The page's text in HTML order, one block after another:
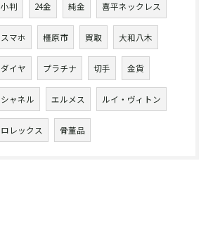
小判 24金 純金 喜平ネックレス
スマホ 橿原市 買取 大和八木
ダイヤ プラチナ 切手 金貨
シャネル エルメス ルイ・ヴィトン
ロレックス 骨董品